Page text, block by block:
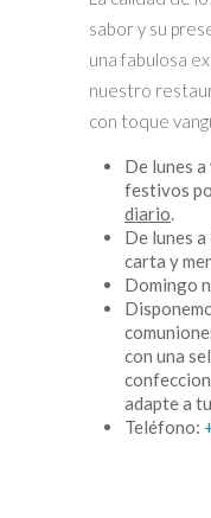
sabor y su
una fabulosa
nuestro
con toque
De lunes
festivos
diario.
De lunes
carta y
Domingo
con una
adapte a
Teléfono: